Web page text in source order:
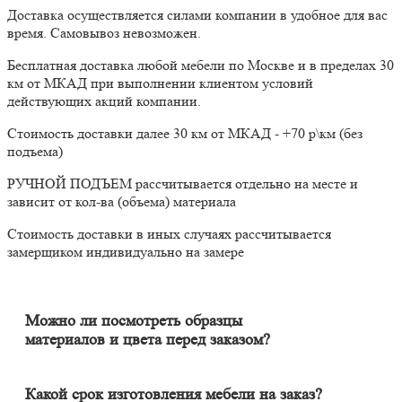
Доставка осуществляется силами компании в удобное для вас
время. Самовывоз невозможен.
Бесплатная доставка любой мебели по Москве и в пределах 30
км от МКАД при выполнении клиентом условий
действующих акций компании.
Стоимость доставки далее 30 км от МКАД - +70 р\км (без
подъема)
РУЧНОЙ ПОДЪЕМ рассчитывается отдельно на месте и
зависит от кол-ва (объема) материала
Стоимость доставки в иных случаях рассчитывается
замерщиком индивидуально на замере
Можно ли посмотреть образцы
материалов и цвета перед заказом?
месте в собственном освещении увидеть, как будут выглядеть
Какой срок изготовления мебели на заказ?